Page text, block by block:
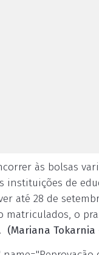
às bolsas
instituições de
até 28 de
matriculados, o
(Mariana Tokarnia